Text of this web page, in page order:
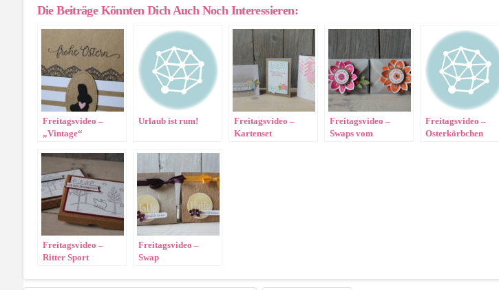
Die Beiträge Könnten Dich Auch Noch Interessieren:
Freitagsvideo –
„Vintage“
passende
Verpackung
Urlaub ist rum!
Freitagsvideo –
Kartenset
Freitagsvideo –
Swaps vom
Freitagsvideo –
Osterkörbchen
Freitagsvideo –
Ritter Sport
Freitagsvideo –
Swap
München